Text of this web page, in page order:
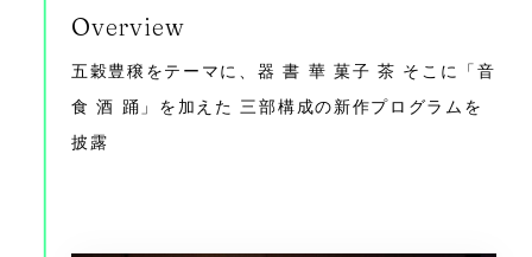
Overview
五穀豊穣をテーマに、器 書 華 菓子 茶 そこに「音
食 酒 踊」を加えた 三部構成の新作プログラムを
披露